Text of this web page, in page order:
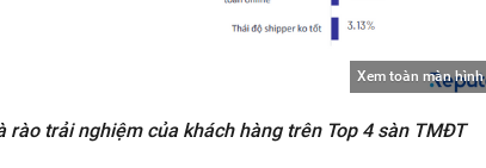
Xem toàn màn hình
rào trải nghiệm của khách hàng trên Top 4 sàn TMĐT